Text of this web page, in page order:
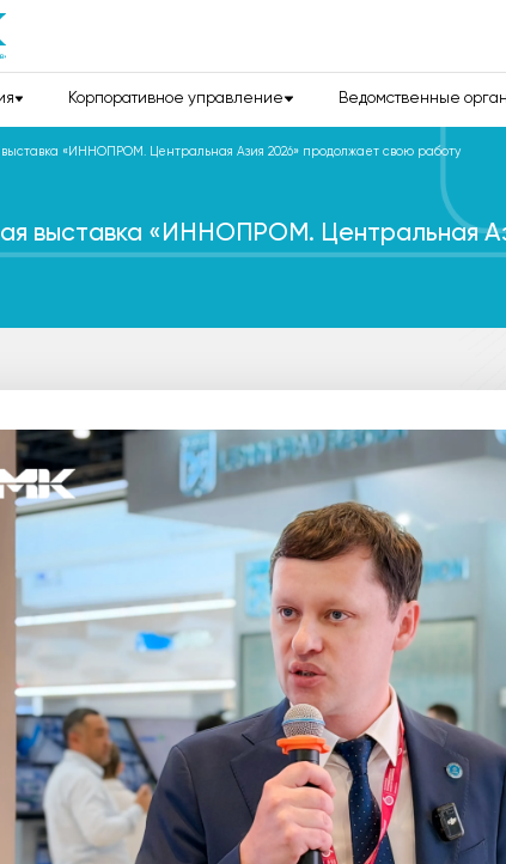
Корпоративное управление Ведомственные
«ИННОПРОМ. Центральная Азия 2026» продолжает свою работу
выставка «ИННОПРОМ. Центральная